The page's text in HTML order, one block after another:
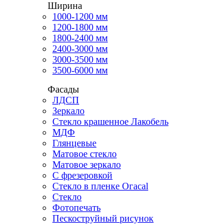
Ширина
1000-1200 мм
1200-1800 мм
1800-2400 мм
2400-3000 мм
3000-3500 мм
3500-6000 мм
Фасады
ЛДСП
Зеркало
Стекло крашенное Лакобель
МДФ
Глянцевые
Матовое стекло
Матовое зеркало
С фрезеровкой
Стекло в пленке Огасаl
Стекло
Фотопечать
Пескоструйный рисунок